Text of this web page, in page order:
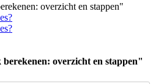
overzicht en stappen"
overzicht en stappen"